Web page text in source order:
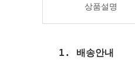
상품설명
1. 배송안내